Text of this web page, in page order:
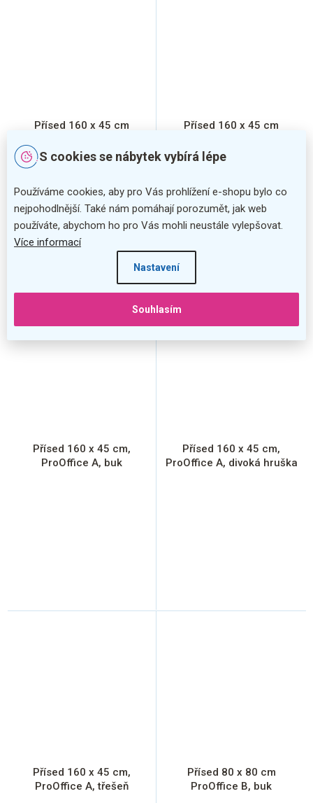
S cookies se nábytek vybírá lépe
Používáme cookies, aby pro Vás prohlížení e-shopu bylo co
nejpohodlnější. Také nám pomáhají porozumět, jak web
používáte, abychom ho pro Vás mohli neustále vylepšovat.
Více informací
Nastavení
Souhlasím
Přísed 160 x 45 cm
Přísed 160 x 45 cm
Přísed 160 x 45 cm,
ProOffice A, buk
Přísed 160 x 45 cm,
ProOffice A, divoká hruška
Přísed 160 x 45 cm,
ProOffice A, třešeň
Přísed 80 x 80 cm
ProOffice B, buk